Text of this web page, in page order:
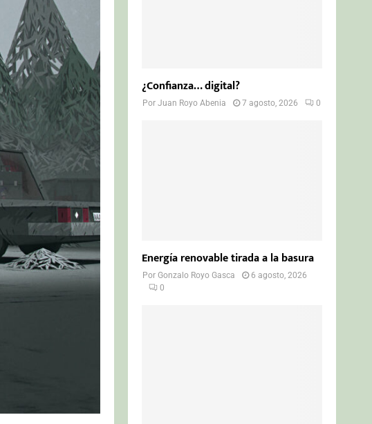
¿Confianza… digital?
PorJuan Royo Abenia 7 agosto, 2026 0
Energía renovable tirada a la basura
PorGonzalo Royo Gasca
6 agosto, 2026
0